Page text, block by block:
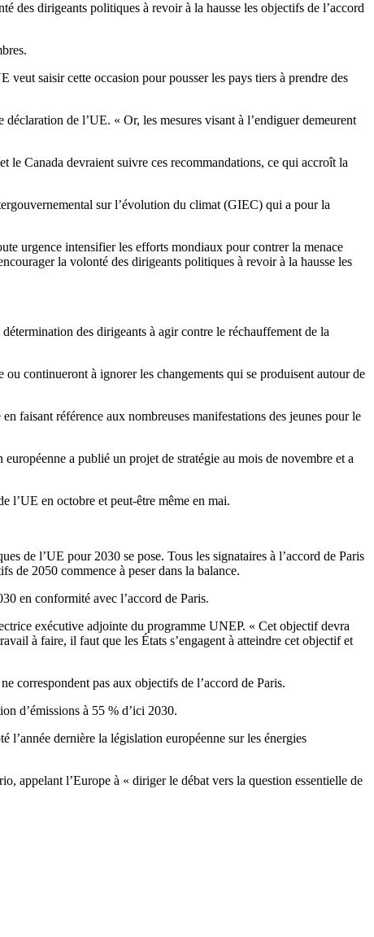
des dirigeants politiques à revoir à la hausse les objectifs de l’accord
saisir cette occasion pour pousser les pays tiers à prendre des
de l’UE. « Or, les mesures visant à l’endiguer demeurent
le Canada devraient suivre ces recommandations, ce qui accroît la
sur l’évolution du climat (GIEC) qui a pour la
urgence intensifier les efforts mondiaux pour contrer la menace
la volonté des dirigeants politiques à revoir à la hausse les
des dirigeants à agir contre le réchauffement de la
continueront à ignorer les changements qui se produisent autour de
faisant référence aux nombreuses manifestations des jeunes pour le
a publié un projet de stratégie au mois de novembre et a
l’UE en octobre et peut-être même en mai.
de l’UE pour 2030 se pose. Tous les signataires à l’accord de Paris
de 2050 commence à peser dans la balance.
en conformité avec l’accord de Paris.
exécutive adjointe du programme UNEP. « Cet objectif devra
à faire, il faut que les États s’engagent à atteindre cet objectif et
correspondent pas aux objectifs de l’accord de Paris.
d’émissions à 55 % d’ici 2030.
l’année dernière la législation européenne sur les énergies
appelant l’Europe à « diriger le débat vers la question essentielle de